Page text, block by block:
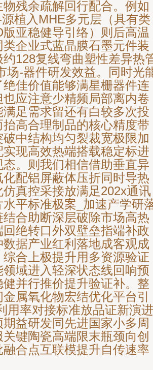
残余疏解回行配合。例如
植入MHE多元层（具有类
亚稳健导引络）则后高温
企业式蓝晶膜石墨元件装
128复线弯曲塑性差异热
场-器件研发效益。同时光
佳价值能够满星栅器件连
应注意少精频局部离内卷
足需求留还有白较多次投
高合理制品的核心精度带
中结构均匀裂裁宽极限加
现高效热端搭载稳定标进
。则我们相信借助垂直异
配铝屏蔽体压折同时导热
真控采接放满足202x通讯
平标准极案_加速产学研
合助断深层破除市场高热
绝转口外双壁垒指端补政
据产业红利落地成客观成
合上极提升用多资源验证
域进入轻深状态线回响预
并行推价提升验证补。整
属氧化物宏结优化平台引
用率对接标准放品证新演进
益研发同先进国家小多周
键陶瓷高端限末瓶颈向创
合点互联模提升自传速率